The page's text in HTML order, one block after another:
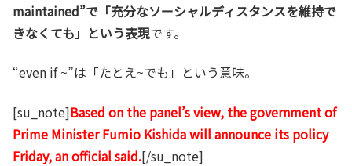
maintained”で「充分なソーシャルディスタンスを維持で
きなくても」という表現です。
“even if ~”は「たとえ~でも」という意味。
[su_note]Based on the panel’s view, the government of
Prime Minister Fumio Kishida will announce its policy
Friday, an official said.[/su_note]